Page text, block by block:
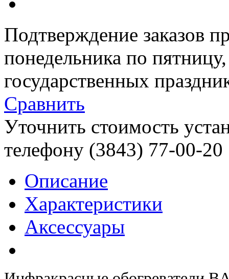
Подтверждение заказов
понедельника по
государственных
Сравнить
Уточнить стоимость
телефону (3843) 77-00-20
Описание
Характеристики
Аксессуары